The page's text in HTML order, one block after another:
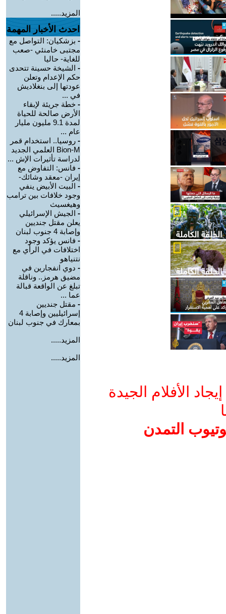
الأفلام الجيدة
التمدن
المزيد.....
احدث الأخبار المهمة
- بزشكيان: التواصل مع
مجتبى خامنئي -صعب
للغاية- حاليا
- الشيخة حسينة تتحدى
حكم الإعدام وتعلن
عودتها إلى بنغلاديش
في ...
- خطة جريئة لإبقاء
الأرض صالحة للحياة
لمدة 9.1 مليون مليار
عام ...
- روسيا.. استخدام قمر
Bion-M العلمي الجديد
لدراسة تأثيرات الإش ...
- فانس: التفاوض مع
إيران -معقد وشائك-
- البيت الأبيض ينفي
وجود خلافات بين ترامب
وهيغسيث
- الجيش الإسرائيلي
يعلن مقتل جنديين
وإصابة 4 جنوب لبنان
- فانس يؤكد وجود
اختلافات في الرأي مع
نتنياهو
- دوي انفجارين في
مضيق هرمز.. وناقلة
تبلغ عن الواقعة قبالة
عما ...
- مقتل جنديين
إسرائيليين وإصابة 4
بمعارك في جنوب لبنان
المزيد.....
المزيد.....